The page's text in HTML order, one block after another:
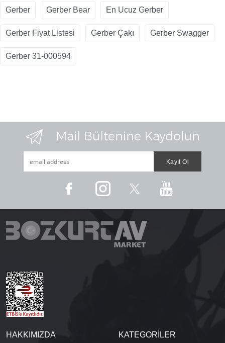
Gerber Gerber Bear En Ucuz Gerber
Gerber Fiyat Listesi Gerber Çakı Gerber Swagger
Gerber 31-000594
HAKKIMIZDA KATEGORİLER